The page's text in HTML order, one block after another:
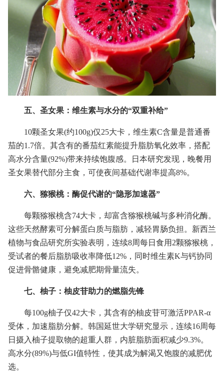
五、圣女果：维生素与水分的“双重补给”
10颗圣女果(约100g)仅25大卡，维生素C含量是普通番
茄的1.7倍。其含有的番茄红素能提升脂肪氧化效率，搭配
高水分含量(92%)带来持续饱腹感。日本研究发现，晚餐用
圣女果替代部分主食，可使夜间基础代谢率提高8%。
六、猕猴桃：酶促代谢的“隐形加速器”
每颗猕猴桃含74大卡，却富含猕猴桃碱与多种消化酶。
这些天然酵素可分解蛋白质与脂肪，减轻胃肠负担。新西兰
植物与食品研究所实验表明，连续8周每日食用2颗猕猴桃，
受试者的餐后脂肪吸收率降低12%，同时维生素K与钙协同
促进骨骼健康，避免减肥期骨量流失。
七、柚子：柚皮苷助力的燃脂先锋
每100g柚子仅42大卡，其含有的柚皮苷可激活PPAR-α
受体，加速脂肪分解。韩国延世大学研究显示，连续16周每
日摄入柚子提取物的超重人群，内脏脂肪面积减少9.3%。
高水分(89%)与低GI值特性，使其成为解渴又饱腹的减肥优
选。